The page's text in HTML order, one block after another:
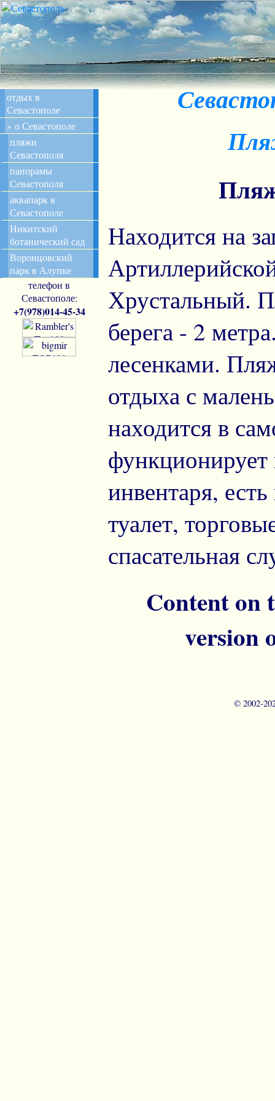
Находится на
Хрустальный.
берега - 2
лесенками.
отдыха с
находится в
функционирует
инвентаря,
туалет,
спасательная
Content on
version
отдых в
Севастополе
» о Севастополе
пляжи
Севастополя
панорамы
Севастополя
аквапарк в
Севастополе
Никитский
ботанический сад
Воронцовский
парк в Алупке
телефон в
Севастополе:
+7(978)014-45-34
© 2002-